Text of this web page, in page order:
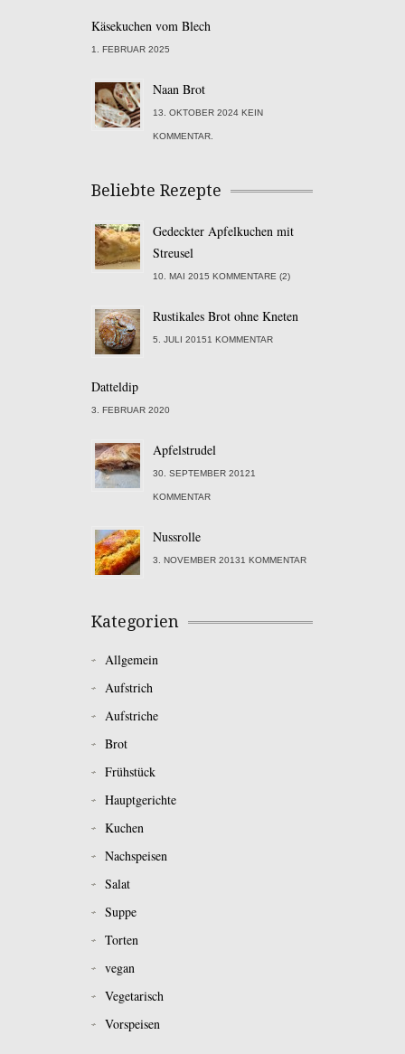
Käsekuchen vom Blech
1. FEBRUAR 2025
Naan Brot
13. OKTOBER 2024 KEIN
KOMMENTAR.
Beliebte Rezepte
Gedeckter Apfelkuchen mit
Streusel
10. MAI 2015 KOMMENTARE (2)
Rustikales Brot ohne Kneten
5. JULI 20151 KOMMENTAR
Datteldip
3. FEBRUAR 2020
Apfelstrudel
30. SEPTEMBER 20121
KOMMENTAR
Nussrolle
3. NOVEMBER 20131 KOMMENTAR
Kategorien
Allgemein
Aufstrich
Aufstriche
Brot
Frühstück
Hauptgerichte
Kuchen
Nachspeisen
Salat
Suppe
Torten
vegan
Vegetarisch
Vorspeisen